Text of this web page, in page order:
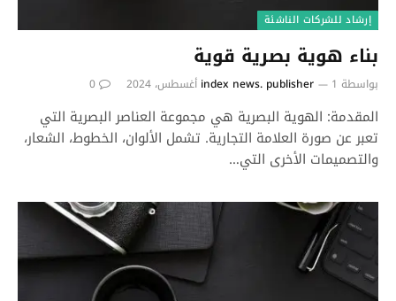
إرشاد للشركات الناشئة
بناء هوية بصرية قوية
بواسطة index news. publisher 1 أغسطس، 2024 0
المقدمة: الهوية البصرية هي مجموعة العناصر البصرية التي
تعبر عن صورة العلامة التجارية. تشمل الألوان، الخطوط، الشعار،
والتصميمات الأخرى التي…